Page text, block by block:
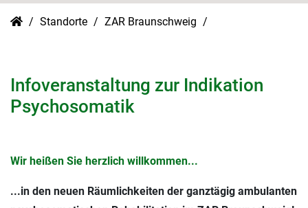
Standorte ZAR Braunschweig
Infoveranstaltung zur Indikation
Psychosomatik
Wir heißen Sie herzlich willkommen...
...in den neuen Räumlichkeiten der ganztägig ambulanten